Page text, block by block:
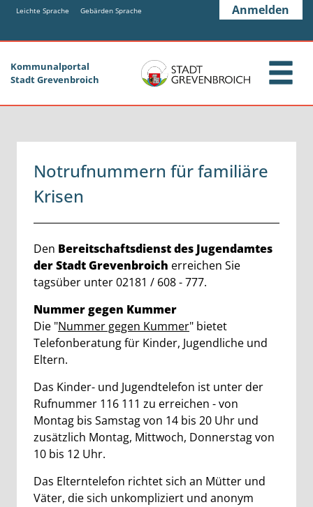
Zum Hauptinhalt springen
Zum Header
Zum Hauptinhalt
Zum Footer
Leichte Sprache Gebärden Sprache Anmelden
Kommunalportal
Stadt Grevenbroich
Notrufnummern für familiäre
Krisen
Beschreibung
Den Bereitschaftsdienst des Jugendamtes
der Stadt Grevenbroich erreichen Sie
tagsüber unter 02181 / 608 - 777.
Nummer gegen Kummer
Die "Nummer gegen Kummer" bietet
Telefonberatung für Kinder, Jugendliche und
Eltern.
Das Kinder- und Jugendtelefon ist unter der
Rufnummer 116 111 zu erreichen - von
Montag bis Samstag von 14 bis 20 Uhr und
zusätzlich Montag, Mittwoch, Donnerstag von
10 bis 12 Uhr.
Das Elterntelefon richtet sich an Mütter und
Väter, die sich unkompliziert und anonym